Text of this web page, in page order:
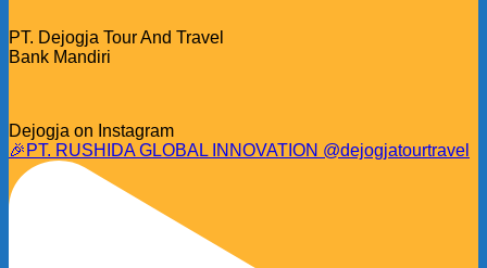
PT. Dejogja Tour And Travel
Bank Mandiri
Dejogja on Instagram
🎉PT. RUSHIDA GLOBAL INNOVATION @dejogjatourtravel